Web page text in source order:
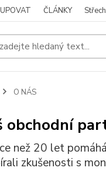
ČLÁNKY
O NÁS
obchodní
než 20 let
zkušenosti s